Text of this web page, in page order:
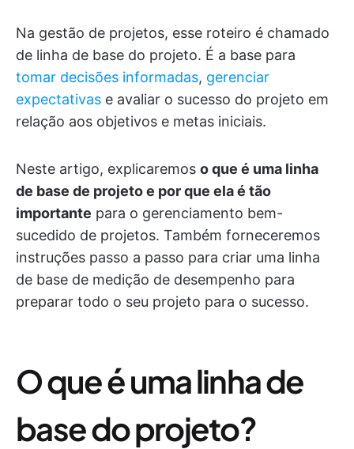
Na gestão de projetos, esse roteiro é chamado
de linha de base do projeto. É a base para
tomar decisões informadas, gerenciar
expectativas e avaliar o sucesso do projeto em
relação aos objetivos e metas iniciais.
Neste artigo, explicaremos o que é uma linha
de base de projeto e por que ela é tão
importante para o gerenciamento bem-
sucedido de projetos. Também forneceremos
instruções passo a passo para criar uma linha
de base de medição de desempenho para
preparar todo o seu projeto para o sucesso.
O que é uma linha de
base do projeto?